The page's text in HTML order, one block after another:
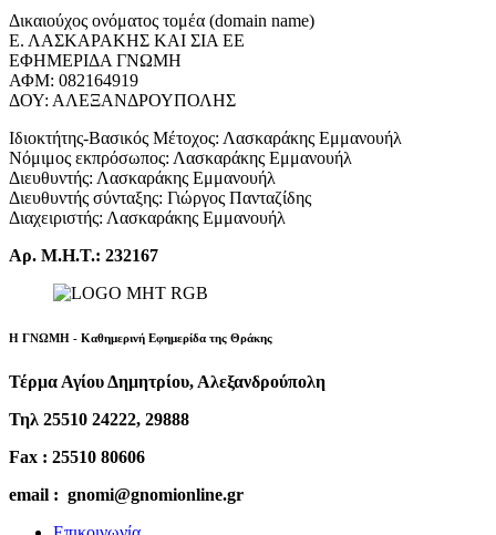
Δικαιούχος ονόματος τομέα (domain name)
Ε. ΛΑΣΚΑΡΑΚΗΣ ΚΑΙ ΣΙΑ ΕΕ
ΕΦΗΜΕΡΙΔΑ ΓΝΩΜΗ
ΑΦΜ: 082164919
ΔΟΥ: ΑΛΕΞΑΝΔΡΟΥΠΟΛΗΣ
Ιδιοκτήτης-Βασικός Μέτοχος: Λασκαράκης Εμμανουήλ
Νόμιμος εκπρόσωπος: Λασκαράκης Εμμανουήλ
Διευθυντής: Λασκαράκης Εμμανουήλ
Διευθυντής σύνταξης: Γιώργος Πανταζίδης
Διαχειριστής: Λασκαράκης Εμμανουήλ
Αρ. Μ.Η.Τ.: 232167
Η ΓΝΩΜΗ - Καθημερινή Εφημερίδα της Θράκης
Τέρμα Αγίου Δημητρίου, Αλεξανδρούπολη
Τηλ 25510 24222, 29888
Fax : 25510 80606
email : gnomi@gnomionline.gr